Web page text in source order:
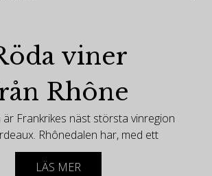
viner
Rhône
är Frankrikes näst största vinregion
Rhônedalen har, med ett
där romare och påvar odlat
blivit en plats där flera av
LÄS MER